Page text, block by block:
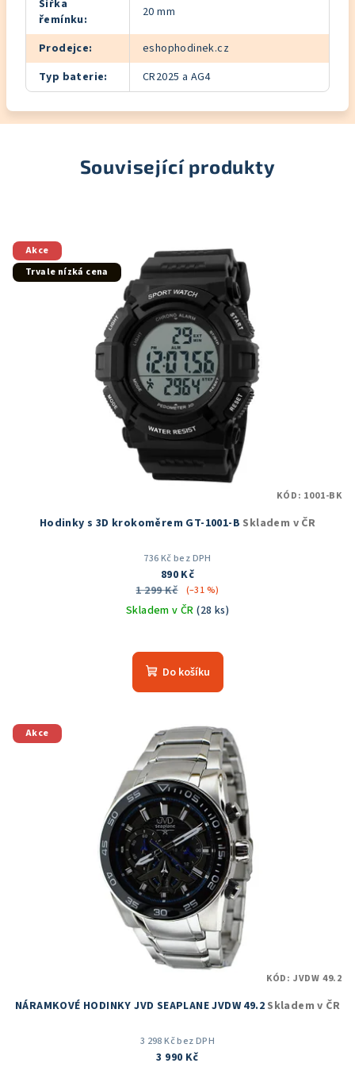
Šířka
řemínku: 20 mm
Prodejce:
eshophodinek.cz
Typ baterie: CR2025 a AG4
Související produkty
Akce
Trvale nízká cena
Hodinky s 3D krokoměrem GT-1001-B Skladem v ČR
736 Kč bez DPH
890 Kč
1 299 Kč
(–31 %)
Skladem v ČR(28 ks)
hodnocení
produktu
5
hvězdiček.
Do košíku
KÓD: 1001-BK
Akce
NÁRAMKOVÉ HODINKY JVD SEAPLANE JVDW 49.2 Skladem v ČR
3 298 Kč bez DPH
3 990 Kč
KÓD: JVDW 49.2